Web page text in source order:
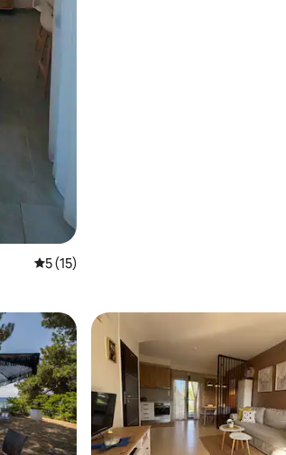
Évaluation moyenne sur la base de 15
5 (15)